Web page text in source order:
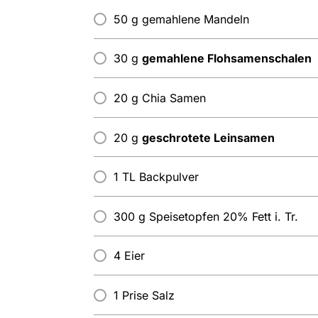
50 g gemahlene Mandeln
30 g gemahlene Flohsamenschalen
20 g Chia Samen
20 g geschrotete Leinsamen
1 TL Backpulver
300 g Speisetopfen 20% Fett i. Tr.
4 Eier
1 Prise Salz